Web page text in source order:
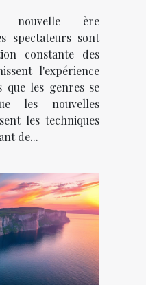
ère
spectateurs sont
constante des
l'expérience
que les genres se
les nouvelles
les techniques
de...